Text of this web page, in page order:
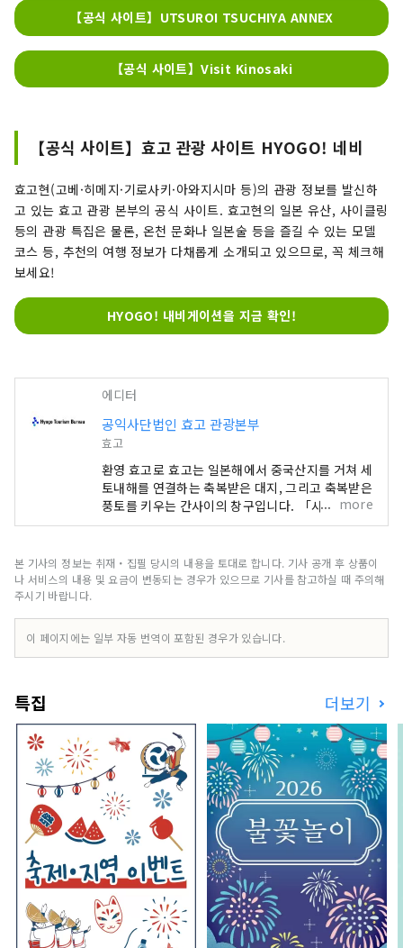
【공식 사이트】UTSUROI TSUCHIYA ANNEX
【공식 사이트】Visit Kinosaki
【공식 사이트】효고 관광 사이트 HYOGO! 네비
효고현(고베·히메지·기로사키·아와지시마 등)의 관광 정보를 발신하
고 있는 효고 관광 본부의 공식 사이트. 효고현의 일본 유산, 사이클링
등의 관광 특집은 물론, 온천 문화나 일본술 등을 즐길 수 있는 모델
코스 등, 추천의 여행 정보가 다채롭게 소개되고 있으므로, 꼭 체크해
보세요!
HYOGO! 내비게이션을 지금 확인!
에디터
공익사단법인 효고 관광본부
효고
환영 효고로 효고는 일본해에서 중국산지를 거쳐 세
토내해를 연결하는 축복받은 대지, 그리고 축복받은
풍토를 키우는 간사이의 창구입니다. 「사쿠라 명소
100선」에 선정된 세계 유산의 히메지성, 롯코산에
이 많이 있습니다. 세계적으로 유명한 고베 브랜드,
일본을 대표하는 쇠고기로 타지마규의 대명사
가 놀라운 일품입니다. 명탕, 아리마 온천이나 많은
문학 작품에도 등장하는 기노사키 온천. 대자연에
싸여 마음도 몸도 릴렉스 할 수 있습니다. 아와지시
인 소리 등, 마음에 남는 소리를 만날 수 있습니다.
현내의 허브원이나 식물원에서는 사계절을 통해서,
허브나 꽃들의 상냥하고 기분 좋은 향기에 치유됩니
다. 자, 「시각・미각・촉각・청각・후각」의 오
감을 자극하는 새로운 여행을, 효고현에서 즐겨 주
세요.
more
본 기사의 정보는 취재・집필 당시의 내용을 토대로 합니다. 기사 공개 후 상품이
나 서비스의 내용 및 요금이 변동되는 경우가 있으므로 기사를 참고하실 때 주의해
주시기 바랍니다.
이 페이지에는 일부 자동 번역이 포함된 경우가 있습니다.
특집 더보기